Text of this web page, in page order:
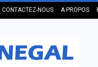
CONTACTEZ-NOUS A PROPOS